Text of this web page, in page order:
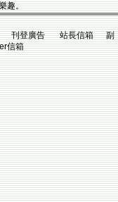
趣。
刊登廣告 站長信箱 副
信箱